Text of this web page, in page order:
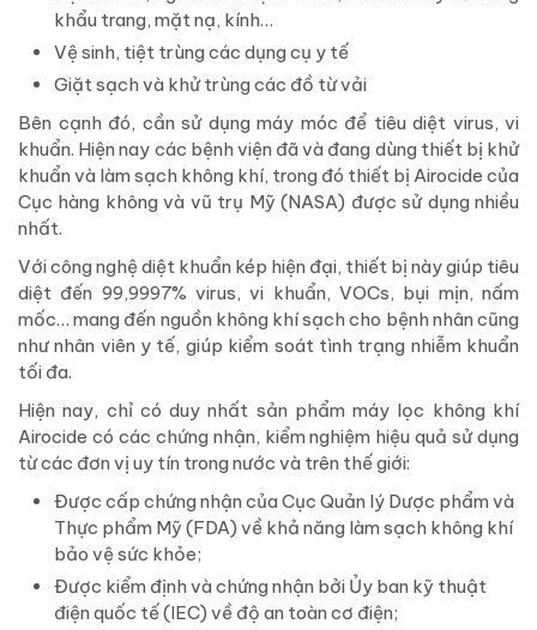
khẩu trang, mặt nạ, kính…
Vệ sinh, tiệt trùng các dụng cụ y tế
Giặt sạch và khử trùng các đồ từ vải
Bên cạnh đó, cần sử dụng máy móc để tiêu diệt virus, vi
khuẩn. Hiện nay các bệnh viện đã và đang dùng thiết bị khử
khuẩn và làm sạch không khí, trong đó thiết bị Airocide của
Cục hàng không và vũ trụ Mỹ (NASA) được sử dụng nhiều
nhất.
Với công nghệ diệt khuẩn kép hiện đại, thiết bị này giúp tiêu
diệt đến 99,9997% virus, vi khuẩn, VOCs, bụi mịn, nấm
mốc… mang đến nguồn không khí sạch cho bệnh nhân cũng
như nhân viên y tế, giúp kiểm soát tình trạng nhiễm khuẩn
tối đa.
Hiện nay, chỉ có duy nhất sản phẩm máy lọc không khí
Airocide có các chứng nhận, kiểm nghiệm hiệu quả sử dụng
từ các đơn vị uy tín trong nước và trên thế giới:
Được cấp chứng nhận của Cục Quản lý Dược phẩm và
Thực phẩm Mỹ (FDA) về khả năng làm sạch không khí
bảo vệ sức khỏe;
Được kiểm định và chứng nhận bởi Ủy ban kỹ thuật
điện quốc tế (IEC) về độ an toàn cơ điện;